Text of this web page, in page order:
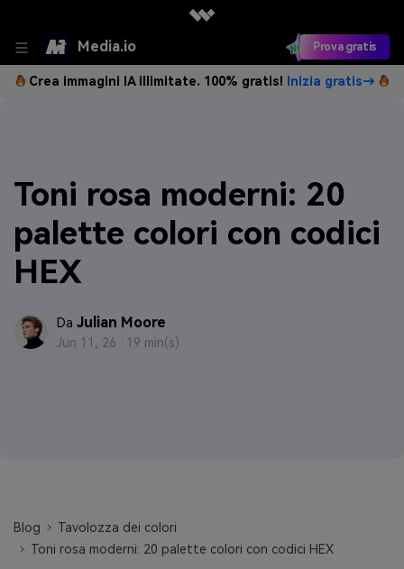
Media.io Prova gratis
Crea immagini IA illimitate. 100% gratis! Inizia gratis→
Toni rosa moderni: 20
palette colori con codici
HEX
Da Julian Moore
Jun 11, 26 · 19 min(s)
Blog
Tavolozza dei colori
Toni rosa moderni: 20 palette colori con codici HEX